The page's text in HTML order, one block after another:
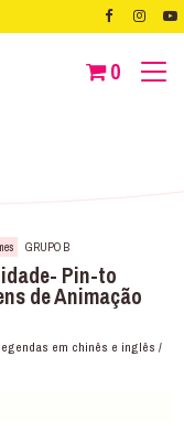
0
GRUPO B
Pin-to
de Animação
em chinês e inglês /